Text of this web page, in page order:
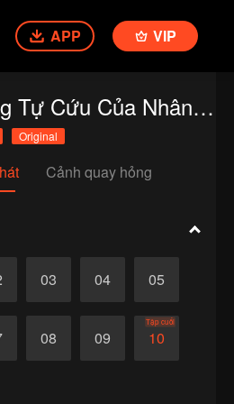
APP VIP
Hệ Thống Tự Cứu Của Nhân Vật Phản Diện
Original
Cảnh quay hỏng
03 04 05
08 09 10
Tập cuối